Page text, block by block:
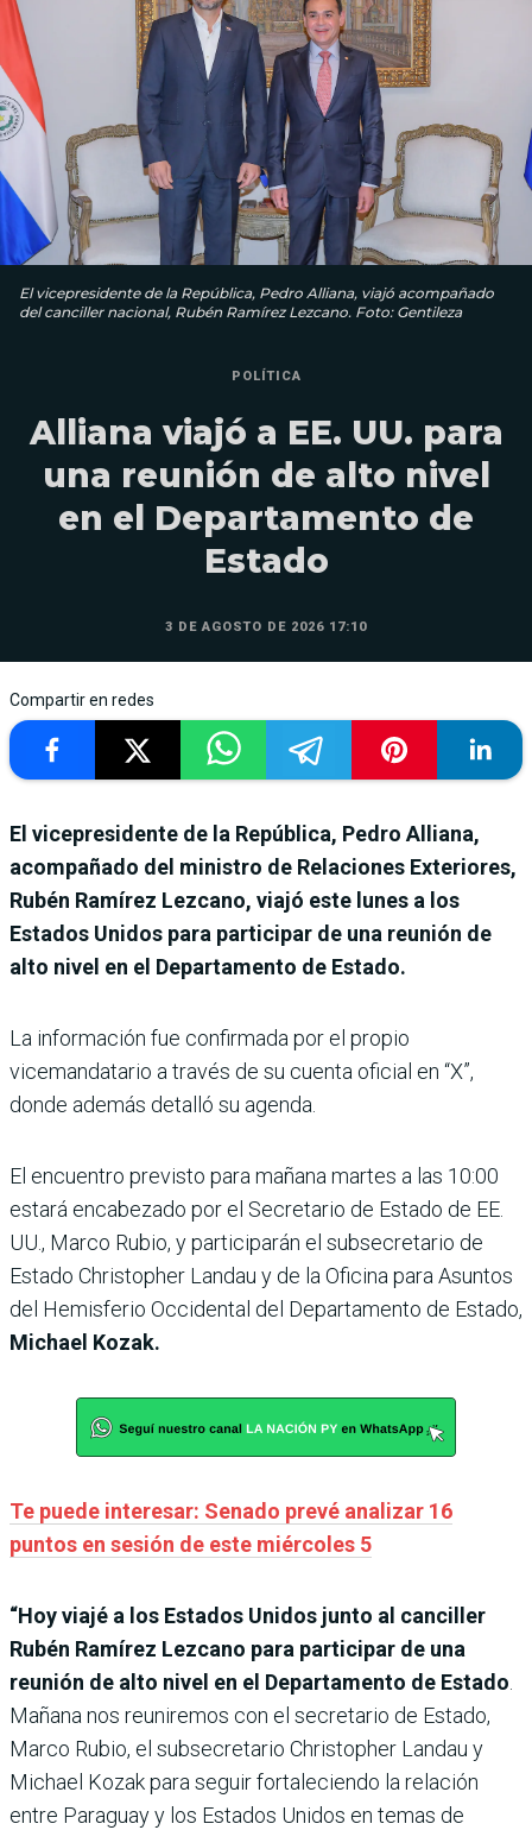
El vicepresidente de la República, Pedro Alliana, viajó acompañado
del canciller nacional, Rubén Ramírez Lezcano. Foto: Gentileza
POLÍTICA
Alliana viajó a EE. UU. para
una reunión de alto nivel
en el Departamento de
Estado
3 DE AGOSTO DE 2026 17:10
Compartir en redes
El vicepresidente de la República, Pedro Alliana,
acompañado del ministro de Relaciones Exteriores,
Rubén Ramírez Lezcano, viajó este lunes a los
Estados Unidos para participar de una reunión de
alto nivel en el Departamento de Estado.
La información fue confirmada por el propio
vicemandatario a través de su cuenta oficial en “X”,
donde además detalló su agenda.
El encuentro previsto para mañana martes a las 10:00
estará encabezado por el Secretario de Estado de EE.
UU., Marco Rubio, y participarán el subsecretario de
Estado Christopher Landau y de la Oficina para Asuntos
del Hemisferio Occidental del Departamento de Estado,
Michael Kozak.
Te puede interesar: Senado prevé analizar 16
puntos en sesión de este miércoles 5
“Hoy viajé a los Estados Unidos junto al canciller
Rubén Ramírez Lezcano para participar de una
reunión de alto nivel en el Departamento de Estado
Mañana nos reuniremos con el secretario de Estado,
Marco Rubio, el subsecretario Christopher Landau y
Michael Kozak para seguir fortaleciendo la relación
entre Paraguay y los Estados Unidos en temas de